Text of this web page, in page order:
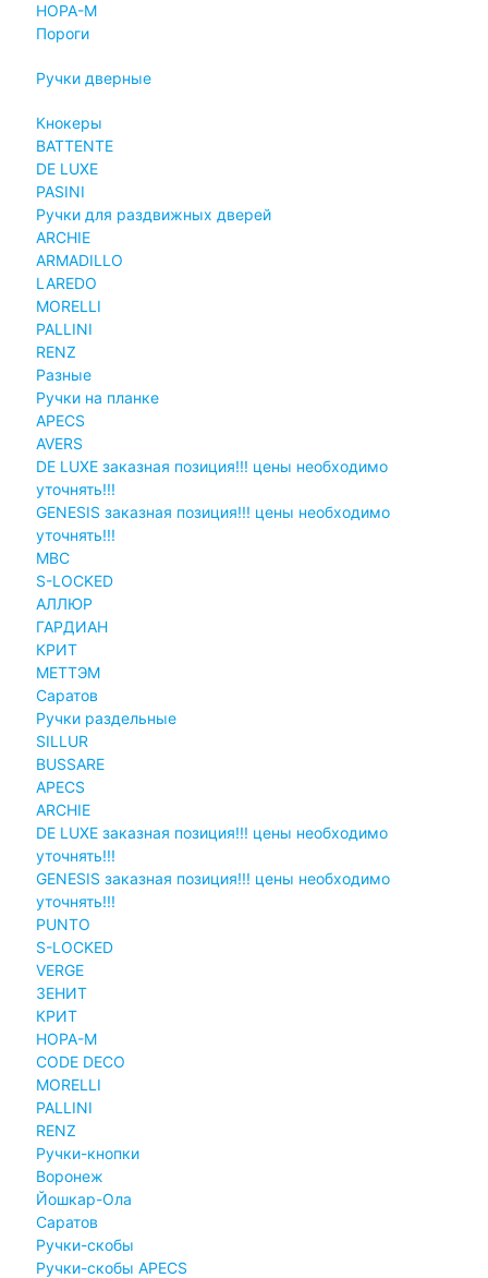
НОРА-М
Пороги
Ручки дверные
Кнокеры
BATTENTE
DE LUXE
PASINI
Ручки для раздвижных дверей
ARCHIE
ARMADILLO
LAREDO
MORELLI
PALLINI
RENZ
Разные
Ручки на планке
APECS
AVERS
DE LUXE заказная позиция!!! цены необходимо
уточнять!!!
GENESIS заказная позиция!!! цены необходимо
уточнять!!!
MBC
S-LOCKED
АЛЛЮР
ГАРДИАН
КРИТ
МЕТТЭМ
Саратов
Ручки раздельные
SILLUR
BUSSARE
APECS
ARCHIE
DE LUXE заказная позиция!!! цены необходимо
уточнять!!!
GENESIS заказная позиция!!! цены необходимо
уточнять!!!
PUNTO
S-LOCKED
VERGE
ЗЕНИТ
КРИТ
НОРА-М
CODE DECO
MORELLI
PALLINI
RENZ
Ручки-кнопки
Воронеж
Йошкар-Ола
Саратов
Ручки-скобы
Ручки-скобы APECS